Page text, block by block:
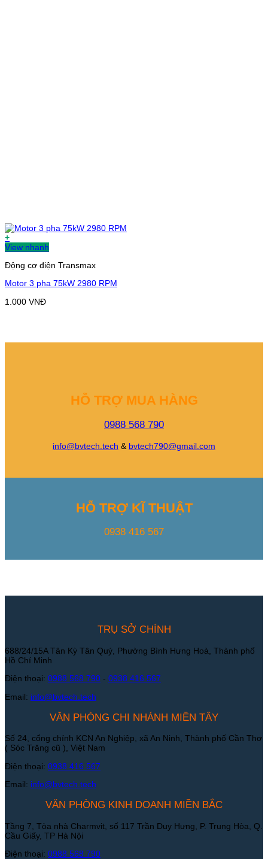
+
View nhanh
Động cơ điện Transmax
Motor 3 pha 75kW 2980 RPM
1.000 VNĐ
HỖ TRỢ MUA HÀNG
0988 568 790
info@bvtech.tech & bvtech790@gmail.com
HỖ TRỢ KĨ THUẬT
0938 416 567
TRỤ SỞ CHÍNH
688/24/15A Tân Kỳ Tân Quý, Phường Bình Hưng Hoà, Thành phố
Hồ Chí Minh
Điện thoại: 0988 568 790 - 0938 416 567
Email: info@bvtech.tech
VĂN PHÒNG CHI NHÁNH MIỀN TÂY
Số 24, cổng chính KCN An Nghiệp, xã An Ninh, Thành phố Cần Thơ
( Sóc Trăng cũ ), Việt Nam
Điện thoại: 0938 416 567
Email: info@bvtech.tech
VĂN PHÒNG KINH DOANH MIỀN BẮC
Tầng 7, Tòa nhà Charmvit, số 117 Trần Duy Hưng, P. Trung Hòa, Q.
Cầu Giấy, TP Hà Nội
Điện thoại: 0988 568 790